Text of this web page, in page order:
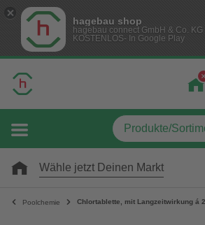
hagebau shop
hagebau connect GmbH & Co. KG
KOSTENLOS- In Google Play
Wähle jetzt Deinen Markt
Poolchemie Chlortablette, mit Langzeitwirkung á